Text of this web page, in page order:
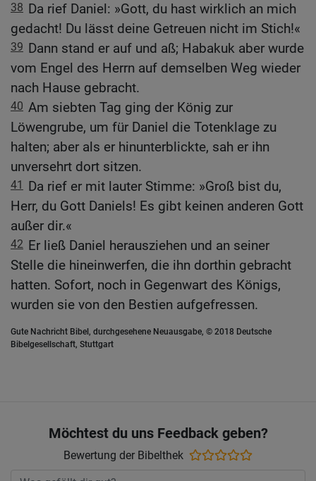
38 Da rief Daniel: »Gott, du hast wirklich an mich
gedacht! Du lässt deine Getreuen nicht im Stich!«
39 Dann stand er auf und aß; Habakuk aber wurde
vom Engel des Herrn auf demselben Weg wieder
nach Hause gebracht.
40 Am siebten Tag ging der König zur
Löwengrube, um für Daniel die Totenklage zu
halten; aber als er hinunterblickte, sah er ihn
unversehrt dort sitzen.
41
Da rief er mit lauter Stimme: »Groß bist du,
Herr, du Gott Daniels! Es gibt keinen anderen Gott
außer dir.«
42 Er ließ Daniel herausziehen und an seiner
Stelle die hineinwerfen, die ihn dorthin gebracht
hatten. Sofort, noch in Gegenwart des Königs,
wurden sie von den Bestien aufgefressen.
Gute Nachricht Bibel, durchgesehene Neuausgabe, © 2018 Deutsche
Bibelgesellschaft, Stuttgart
Möchtest du uns Feedback geben?
Bewertung der Bibelthek